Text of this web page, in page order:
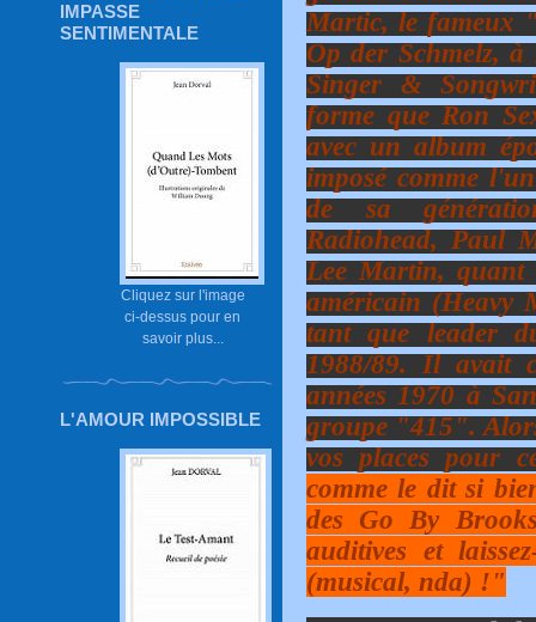
IMPASSE
SENTIMENTALE
Cliquez sur l'image
ci-dessus pour en
savoir plus...
L'AMOUR IMPOSSIBLE
Martic, le fameux
Op der Schmelz,
Singer &
forme que Ron
avec un album
imposé comme
de sa
Radiohead, Paul
Lee Martin,
américain (Heavy
tant que leader
1988/89. Il avait
années 1970 à
groupe "415".
vos places pour
comme le dit si
des Go By
auditives et
(musical, nda) !"